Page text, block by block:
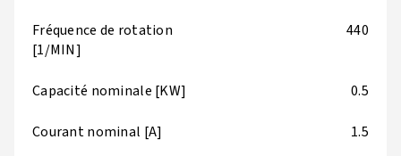
Fréquence de rotation
[1/MIN]
440
Capacité nominale [KW] 0.5
Courant nominal [A] 1.5